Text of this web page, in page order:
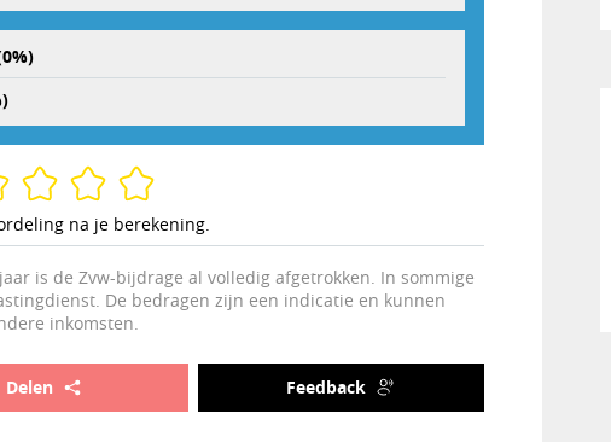
na je berekening.
is de Zvw-bijdrage al volledig afgetrokken. In sommige
De bedragen zijn een indicatie en kunnen
inkomsten.
Delen Feedback